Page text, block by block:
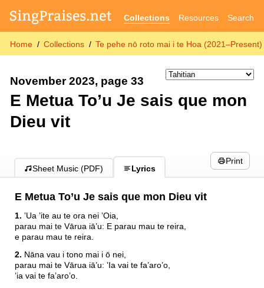
Collections Resources Search
Home Collections Te pehe nō roto mai i te Hoa (2021–Present)
November 2023, page 33
E Metua To’u Je sais que mon
Dieu vit
Sheet Music (PDF) Lyrics
Print
E Metua To’u Je sais que mon Dieu vit
1.’Ua ’ite au te ora nei ’Oia,
parau mai te Vārua iā’u: E parau mau te reira,
e parau mau te reira.
2. Nāna vau i tono mai i ō nei,
parau mai te Vārua iā’u: ’Ia vai te fa’aro’o,
’ia vai te fa’aro’o.